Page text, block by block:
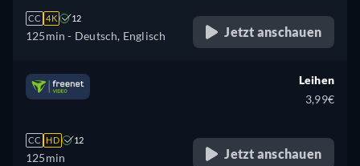
CC 4K 12
125min - Deutsch, Englisch Jetzt anschauen
CC HD 12
125min
Leihen
3,99€
Jetzt anschauen